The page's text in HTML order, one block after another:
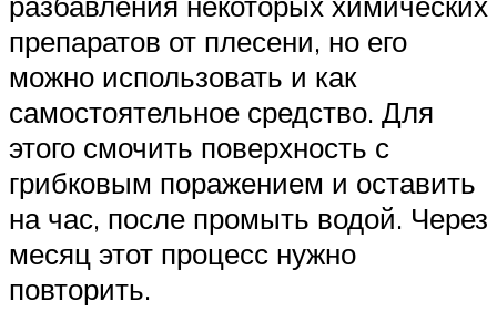
препаратов от плесени, но его
можно использовать и как
самостоятельное средство. Для
этого смочить поверхность с
грибковым поражением и оставить
на час, после промыть водой. Через
месяц этот процесс нужно
повторить.